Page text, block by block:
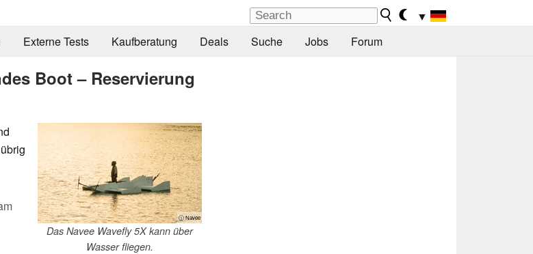
▼
Externe Tests Kaufberatung Deals Suche Jobs Forum
Boot – Reservierung
ⓘ Navee
Das Navee Wavefly 5X kann über
Wasser fliegen.